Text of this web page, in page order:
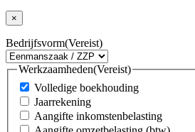
×
Bedrijfsvorm(Vereist)
Werkzaamheden(Vereist)
Volledige boekhouding
Jaarrekening
Aangifte inkomstenbelasting